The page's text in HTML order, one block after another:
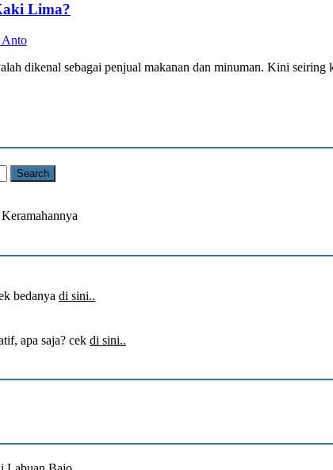
Lima?
dikenal sebagai penjual makanan dan minuman. Kini
bedanya di sini..
apa saja? cek di sini..